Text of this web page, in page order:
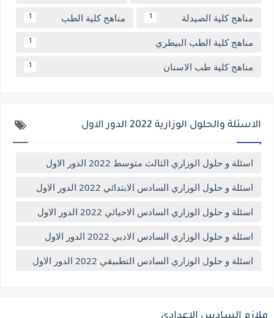
مناهج كلية الصيدلة 1 مناهج كلية الطب 1
مناهج كلية الطب البيطري 1
مناهج كلية طب الاسنان 1
الاسئلة والحلول الوزارية 2022 الدور الاول
اسئلة و حلول الوزاري الثالث متوسط 2022 الدور الاول
اسئلة و حلول الوزاري السادس الابتدائي 2022 الدور الاول
اسئلة و حلول الوزاري السادس الاحيائي 2022 الدور الاول
اسئلة و حلول الوزاري السادس الادبي 2022 الدور الاول
اسئلة و حلول الوزاري السادس التطبيقي 2022 الدور الاول